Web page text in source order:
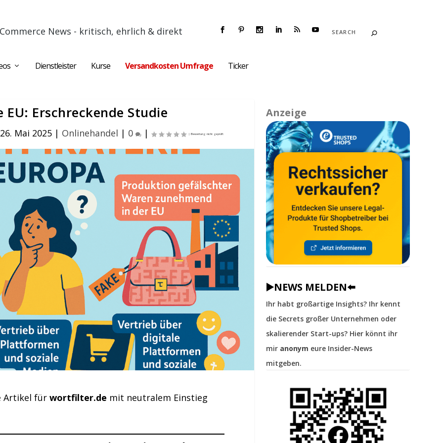
News - kritisch, ehrlich & direkt
Dienstleister Kurse Versandkosten Umfrage Ticker
Erschreckende Studie
Mai 2025 | Onlinehandel | 0 |
Artikel fürwortfilter.de mit neutralem Einstieg
Anzeige
▶️NEWS MELDEN⬅️
Ihr habt großartige Insights? Ihr kennt
die Secrets großer Unternehmen oder
skalierender Start-ups? Hier könnt ihr
mir anonym eure Insider-News
mitgeben.